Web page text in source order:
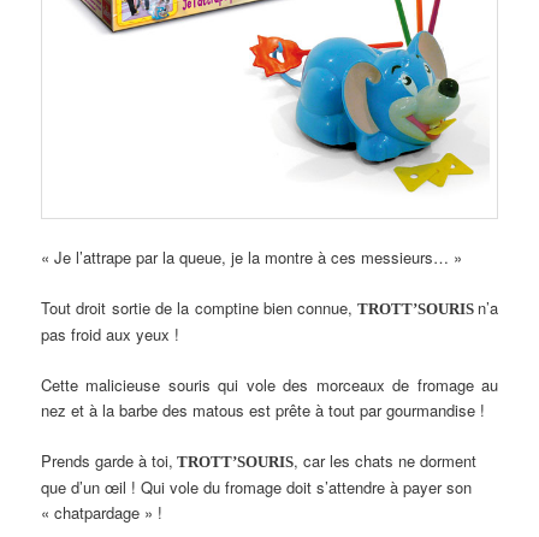
« Je l’attrape par la queue, je la montre à ces messieurs… »
Tout droit sortie de la comptine bien connue, TROTT’SOURIS n’a
pas froid aux yeux !
Cette malicieuse souris qui vole des morceaux de fromage au
nez et à la barbe des matous est prête à tout par gourmandise !
Prends garde à toi, TROTT’SOURIS, car les chats ne dorment
que d’un œil ! Qui vole du fromage doit s’attendre à payer son
« chatpardage » !